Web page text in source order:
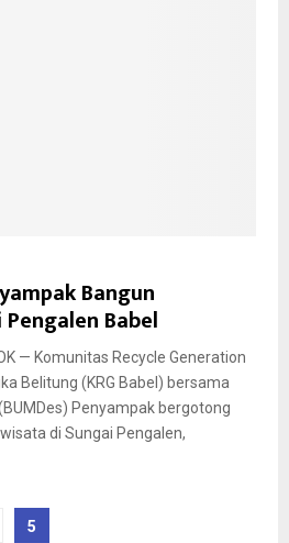
Bangun
Babel
— Komunitas Recycle Generation
Belitung (KRG Babel) bersama
Penyampak bergotong
di Sungai Pengalen,
5